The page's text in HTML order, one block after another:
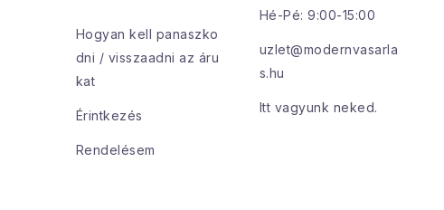
Hogyan kell panaszko
dni / visszaadni az áru
kat
Érintkezés
Rendelésem
Hé-Pé: 9:00-15:00
uzlet@modernvasarla
s.hu
Itt vagyunk neked.